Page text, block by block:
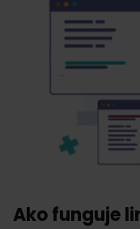
Ako funguje